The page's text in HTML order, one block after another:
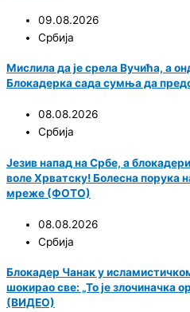
09.08.2026
Србија
Мислила да је срела Вучића, а
Блокадерка сада сумња да
08.08.2026
Србија
Језив напад на Србе, а
воле Хрватску! Болесна порука
мреже (ФОТО)
08.08.2026
Србија
Блокадер Чанак у
шокирао све: „То је злочиначка
(ВИДЕО)